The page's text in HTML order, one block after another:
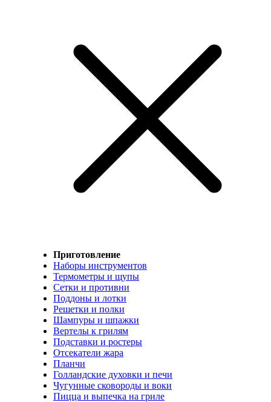
Приготовление
Наборы инструментов
Термометры и щупы
Сетки и противни
Поддоны и лотки
Решетки и полки
Шампуры и шпажки
Вертелы к грилям
Подставки и ростеры
Отсекатели жара
Планчи
Голландские духовки и печи
Чугунные сковороды и воки
Пицца и выпечка на гриле